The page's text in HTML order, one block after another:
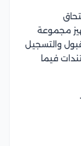
مجموعة
والتسجيل
فيما